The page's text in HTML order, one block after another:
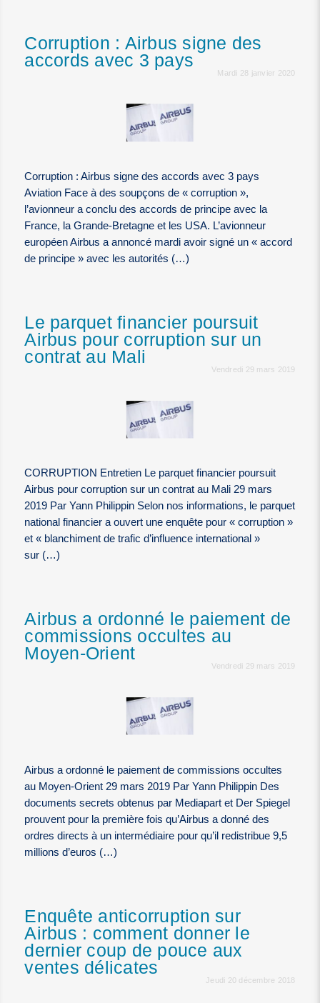
Corruption : Airbus signe des
accords avec 3 pays
Mardi 28 janvier 2020
Corruption : Airbus signe des accords avec 3 pays
Aviation Face à des soupçons de « corruption »,
l’avionneur a conclu des accords de principe avec la
France, la Grande-Bretagne et les USA. L’avionneur
européen Airbus a annoncé mardi avoir signé un « accord
de principe » avec les autorités (…)
Le parquet financier poursuit
Airbus pour corruption sur un
contrat au Mali
Vendredi 29 mars 2019
CORRUPTION Entretien Le parquet financier poursuit
Airbus pour corruption sur un contrat au Mali 29 mars
2019 Par Yann Philippin Selon nos informations, le parquet
national financier a ouvert une enquête pour « corruption »
et « blanchiment de trafic d’influence international »
sur (…)
Airbus a ordonné le paiement de
commissions occultes au
Moyen-Orient
Vendredi 29 mars 2019
Airbus a ordonné le paiement de commissions occultes
au Moyen-Orient 29 mars 2019 Par Yann Philippin Des
documents secrets obtenus par Mediapart et Der Spiegel
prouvent pour la première fois qu’Airbus a donné des
ordres directs à un intermédiaire pour qu’il redistribue 9,5
millions d’euros (…)
Enquête anticorruption sur
Airbus : comment donner le
dernier coup de pouce aux
ventes délicates
Jeudi 20 décembre 2018